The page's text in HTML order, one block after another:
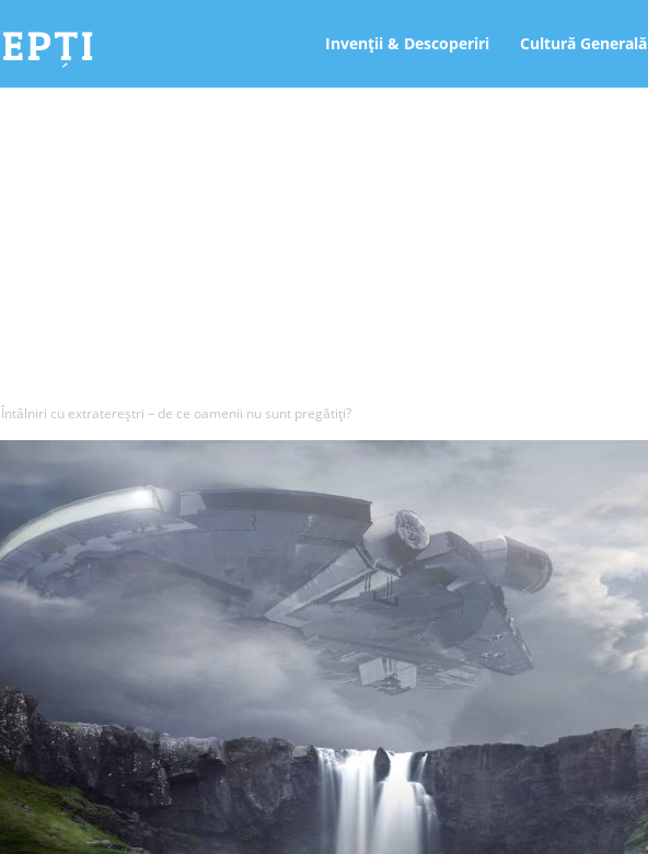
Deștepți.ro Invenții & Descoperiri Cultură Generală
Întâlniri cu extratereştri – de ce oamenii nu sunt pregătiţi?